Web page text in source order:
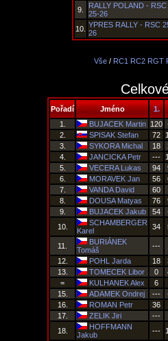
9.
RALLY POLAND - RSC
25-26
10. YPRES RALLY - RSC
26
Vše/ RC1 RC2 RGT
Pořadí Jméno
1.
1.
BUJACEK Martin 120
2.
SPISAK Stefan 72
3.
SYKORA Michal 18
4.
JANCICKA Petr ---
5.
VECERA Lukas 94
6.
MORAVEK Jan 56
7.
VANDA David
60
8.
DOUSA Matyas 76
9.
BUJACEK Jakub 54
10.
SCHAMBERGER
Karel
34
11.
BURIÁNEK
Tomáš
---
12.
POHL Jarda 18
13.
TOMECEK Libor 0
=
KULHANEK Alex
6
15.
ADAMEK Ondrej ---
16.
ROMAN Petr 36
17.
ZELIK Jiri
---
18.
HOFFMANN
Jakub
---